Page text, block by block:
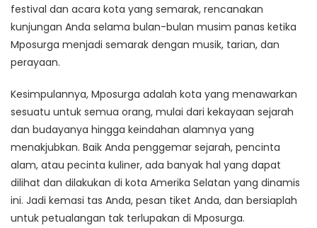
festival dan acara kota yang semarak, rencanakan
kunjungan Anda selama bulan-bulan musim panas ketika
Mposurga menjadi semarak dengan musik, tarian, dan
perayaan.
Kesimpulannya, Mposurga adalah kota yang menawarkan
sesuatu untuk semua orang, mulai dari kekayaan sejarah
dan budayanya hingga keindahan alamnya yang
menakjubkan. Baik Anda penggemar sejarah, pencinta
alam, atau pecinta kuliner, ada banyak hal yang dapat
dilihat dan dilakukan di kota Amerika Selatan yang dinamis
ini. Jadi kemasi tas Anda, pesan tiket Anda, dan bersiaplah
untuk petualangan tak terlupakan di Mposurga.